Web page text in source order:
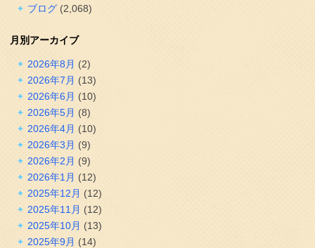
ブログ(2,068)
月別アーカイブ
2026年8月 (2)
2026年7月 (13)
2026年6月 (10)
2026年5月 (8)
2026年4月 (10)
2026年3月 (9)
2026年2月 (9)
2026年1月 (12)
2025年12月 (12)
2025年11月 (12)
2025年10月 (13)
2025年9月 (14)